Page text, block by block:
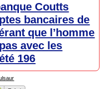
Coutts
bancaires de
que l’homme
avec les
196